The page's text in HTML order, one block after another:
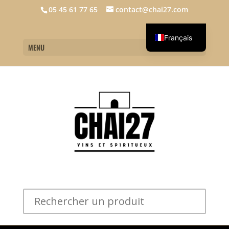
05 45 61 77 65 contact@chai27.com
MENU
Français
English